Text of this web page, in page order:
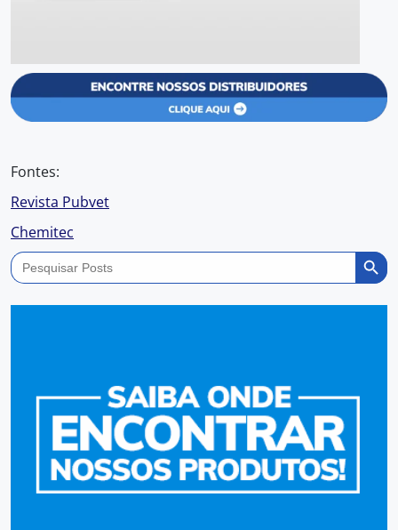
Fontes:
Revista Pubvet
Chemitec
Search
for:
Search